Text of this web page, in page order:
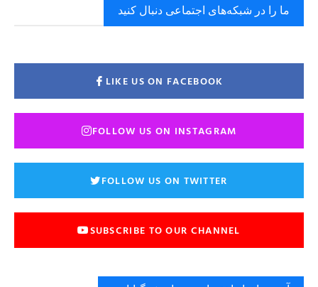
ما را در شبکه‌های اجتماعی دنبال کنید
LIKE US ON FACEBOOK
FOLLOW US ON INSTAGRAM
FOLLOW US ON TWITTER
SUBSCRIBE TO OUR CHANNEL